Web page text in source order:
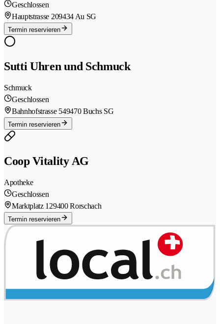
Geschlossen
Hauptstrasse 209434 Au SG
Termin reservieren
Sutti Uhren und Schmuck
Schmuck
Geschlossen
Bahnhofstrasse 549470 Buchs SG
Termin reservieren
Coop Vitality AG
Apotheke
Geschlossen
Marktplatz 129400 Rorschach
Termin reservieren